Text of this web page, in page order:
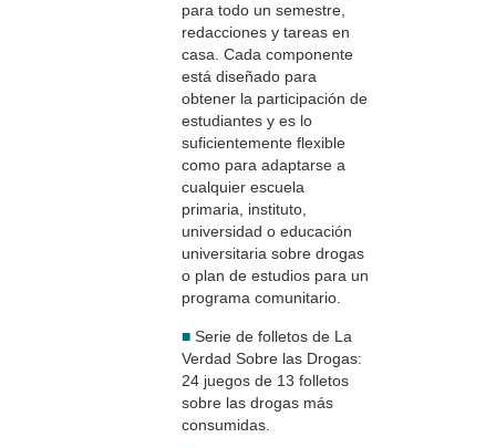
para todo un semestre,
redacciones y tareas en
casa. Cada componente
está diseñado para
obtener la participación de
estudiantes y es lo
suficientemente flexible
como para adaptarse a
cualquier escuela
primaria, instituto,
universidad o educación
universitaria sobre drogas
o plan de estudios para un
programa comunitario.
■ Serie de folletos de La
Verdad Sobre las Drogas:
24 juegos de 13 folletos
sobre las drogas más
consumidas.